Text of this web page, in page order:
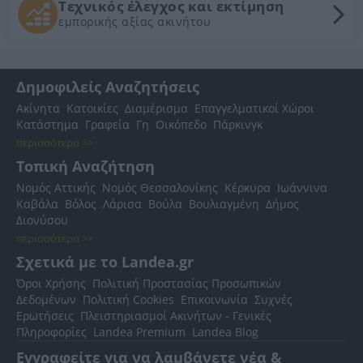
Τεχνικός έλεγχος και εκτίμηση
εμπορικής αξίας ακινήτου
Δημοφιλείς Αναζητήσεις
Ακίνητα Κατοικίες Διαμέρισμα Επαγγελματικοί Χώροι
Κατάστημα Γραφεία Γη Οικόπεδο Πάρκινγκ
περισσότερα >>
Τοπική Αναζήτηση
Νομός Αττικής Νομός Θεσσαλονίκης Κέρκυρα Ιωάννινα
Καβάλα Βόλος Λάρισα Βούλα Βουλιαγμένη Δήμος
Διονύσου
περισσότερα >>
Σχετικά με το Landea.gr
Όροι Χρήσης Πολιτική Προστασίας Προσωπικών
Δεδομένων Πολιτική Cookies Επικοινωνία Συχνές
Ερωτήσεις Πλειστηριασμοί Ακινήτων - Γενικές
Πληροφορίες Landea Premium Landea Blog
Εγγραφείτε για να λαμβάνετε νέα &